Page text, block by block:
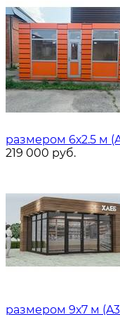
размером 6х2.5 м
219 000 руб.
размером 9х7 м